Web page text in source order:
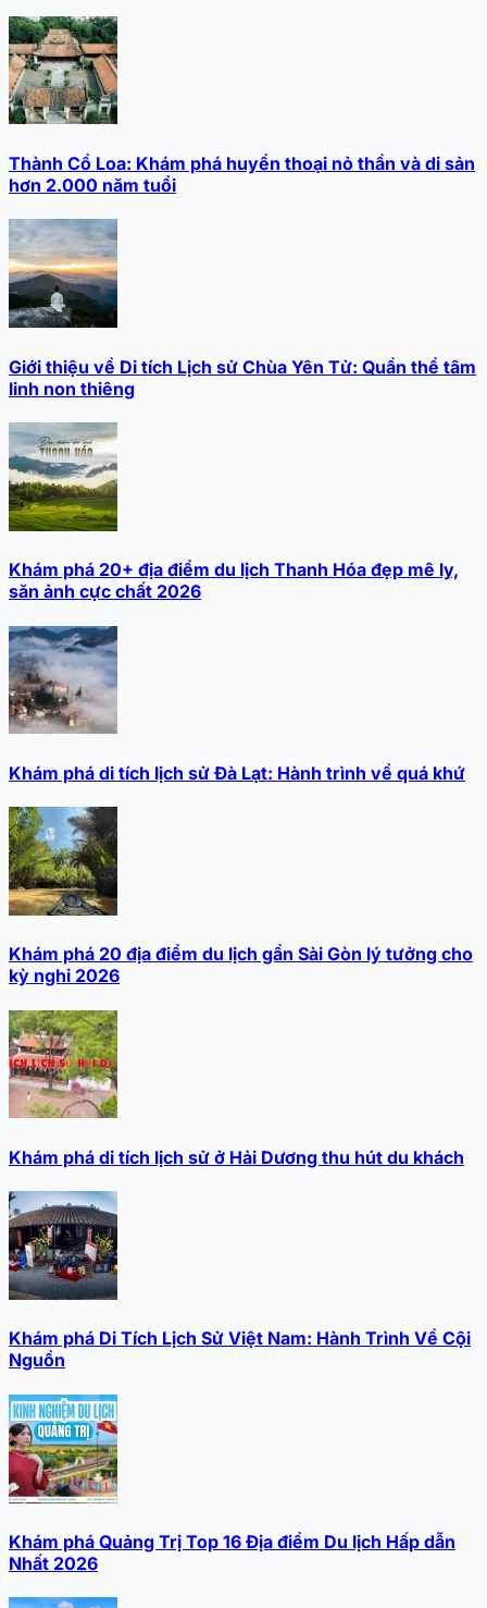
Thành Cổ Loa: Khám phá huyền thoại nỏ thần và di sản
hơn 2.000 năm tuổi
Giới thiệu về Di tích Lịch sử Chùa Yên Tử: Quần thể tâm
linh non thiêng
Khám phá 20+ địa điểm du lịch Thanh Hóa đẹp mê ly,
săn ảnh cực chất 2026
Khám phá di tích lịch sử Đà Lạt: Hành trình về quá khứ
Khám phá 20 địa điểm du lịch gần Sài Gòn lý tưởng cho
kỳ nghỉ 2026
Khám phá di tích lịch sử ở Hải Dương thu hút du khách
Khám phá Di Tích Lịch Sử Việt Nam: Hành Trình Về Cội
Nguồn
Khám phá Quảng Trị Top 16 Địa điểm Du lịch Hấp dẫn
Nhất 2026